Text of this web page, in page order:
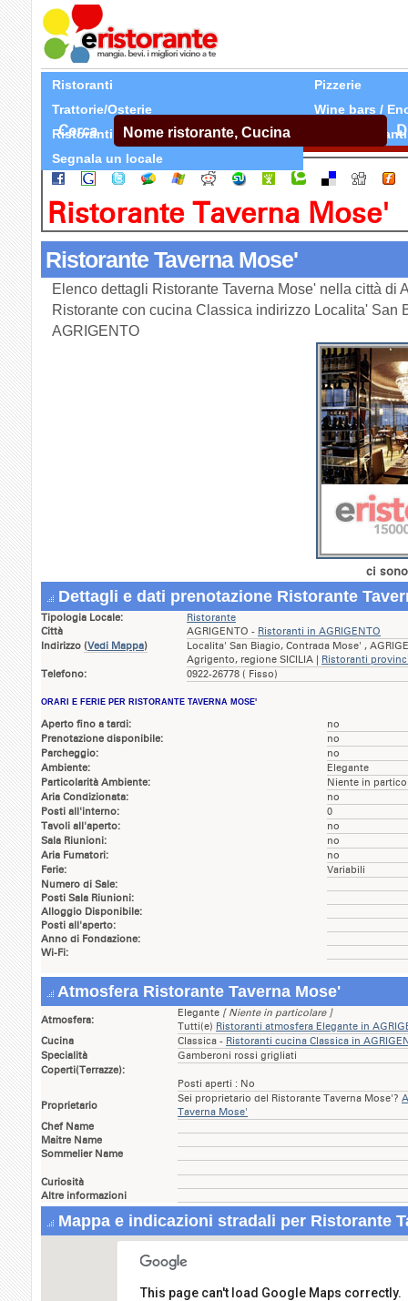
Ristoranti
Pizzerie
Trattorie/Osterie
Wine bars /
Ristoranti Etnici
Tutti Ristoranti
Segnala un locale
Cerca
Ristorante Taverna Mose'
Ristorante Taverna Mose'
Elenco dettagli Ristorante Taverna Mose' nella città di
Ristorante con cucina Classica indirizzo Localita' San
AGRIGENTO
ci
Dettagli e dati prenotazione Ristorante
Tipologia Locale:
Ristorante
Città
AGRIGENTO - Ristoranti in AGRIGENTO
Indirizzo (Vedi Mappa)
Localita' San Biagio, Contrada Mose' ,
Agrigento, regione SICILIA | Ristoranti
Telefono:
0922-26778 ( Fisso)
ORARI E FERIE PER RISTORANTE TAVERNA MOSE'
Aperto fino a tardi:
no
Prenotazione disponibile:
no
Parcheggio:
no
Ambiente:
Elegante
Particolarità Ambiente:
Niente in
Aria Condizionata:
no
Posti all'interno:
0
Tavoli all'aperto:
no
Sala Riunioni:
no
Aria Fumatori:
no
Ferie:
Variabili
Numero di Sale:
Posti Sala Riunioni:
Alloggio Disponibile:
Posti all'aperto:
Anno di Fondazione:
Wi-Fi:
Atmosfera Ristorante Taverna Mose'
Atmosfera:
Elegante [ Niente in particolare ]
Tutti(e) Ristoranti atmosfera Elegante in
Cucina
Classica - Ristoranti cucina Classica in
Specialità
Gamberoni rossi grigliati
Coperti(Terrazze):
Posti aperti : No
Proprietario
Sei proprietario del Ristorante Taverna Mose'?
Taverna Mose'
Chef Name
Maitre Name
Sommelier Name
Curiosità
Altre informazioni
Mappa e indicazioni stradali per Ristorante
This page can't load Google Maps correctly.